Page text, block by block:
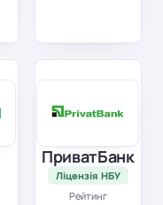
ПриватБанк
Ліцензія НБУ
Рейтинг